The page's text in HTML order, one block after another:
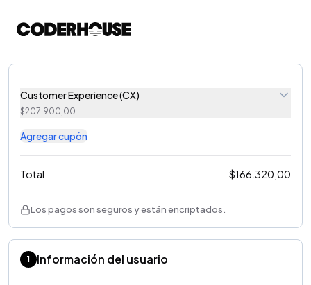
1 Información del usuario
Customer Experience (CX)
$207.900,00
Agregar cupón
Total $166.320,00
Los pagos son seguros y están encriptados.